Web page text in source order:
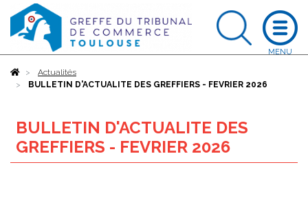
AccueilActualités
BULLETIN D'ACTUALITE DES GREFFIERS - FEVRIER 2026
BULLETIN D'ACTUALITE DES
GREFFIERS - FEVRIER 2026